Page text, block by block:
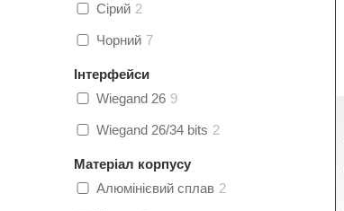
Сірий 2
Чорний 7
Інтерфейси
Wiegand 26 9
Wiegand 26/34 bits 2
Матеріал корпусу
Алюмінієвий сплав 2